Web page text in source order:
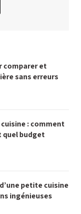
comparer et
sans erreurs
: comment
quel budget
petite cuisine
ingénieuses